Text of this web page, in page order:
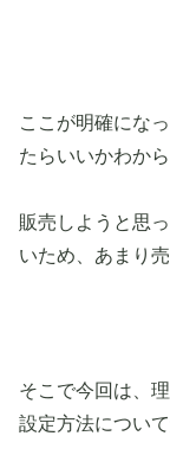
ここが明確にな
たらいいかわから
販売しようと思
いため、あまり売
そこで今回は、
設定方法につい